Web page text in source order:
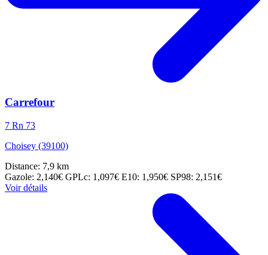
Carrefour
7 Rn 73
Choisey (39100)
Distance: 7,9 km
Gazole: 2,140€ GPLc: 1,097€ E10: 1,950€ SP98: 2,151€
Voir détails